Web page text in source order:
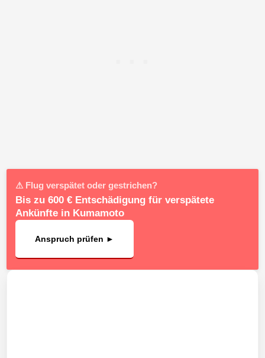
⚠ Flug verspätet oder gestrichen?
Bis zu 600 € Entschädigung für verspätete
Ankünfte in Kumamoto
Anspruch prüfen ►